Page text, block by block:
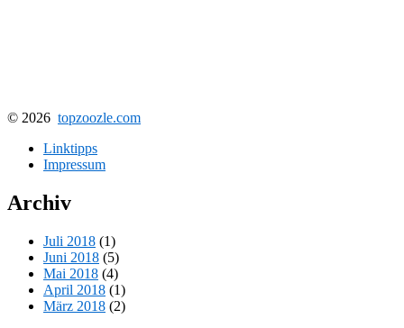
© 2026 topzoozle.com
Linktipps
Impressum
Archiv
Juli 2018 (1)
Juni 2018 (5)
Mai 2018 (4)
April 2018 (1)
März 2018 (2)